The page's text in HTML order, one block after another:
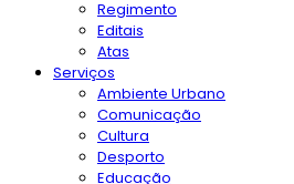
Regimento
Editais
Atas
Serviços
Ambiente Urbano
Comunicação
Cultura
Desporto
Educação